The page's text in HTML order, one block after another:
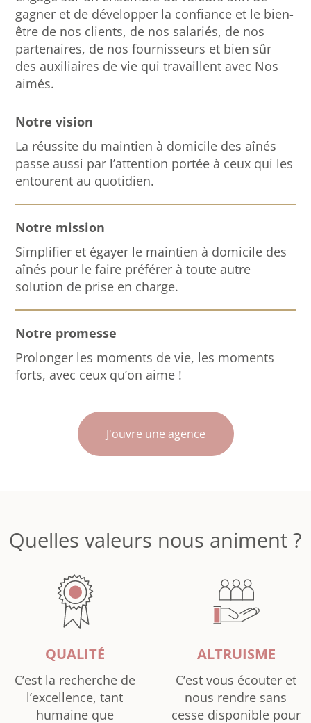
gagner et de développer la confiance et le bien-
être de nos clients, de nos salariés, de nos
partenaires, de nos fournisseurs et bien sûr
des auxiliaires de vie qui travaillent avec Nos
aimés.
Notre vision
La réussite du maintien à domicile des aînés
passe aussi par l’attention portée à ceux qui les
entourent au quotidien.
Notre mission
Simplifier et égayer le maintien à domicile des
aînés pour le faire préférer à toute autre
solution de prise en charge.
Notre promesse
Prolonger les moments de vie, les moments
forts, avec ceux qu’on aime !
J'ouvre une agence
Quelles valeurs nous animent ?
QUALITÉ
C’est la recherche de
l’excellence, tant
humaine que
ALTRUISME
C’est vous écouter et
nous rendre sans
cesse disponible pour